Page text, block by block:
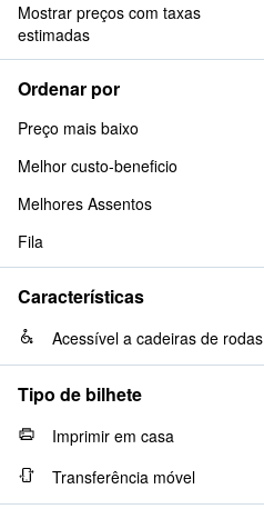
Mostrar preços com taxas
estimadas
Ordenar por
Preço mais baixo
Melhor custo-beneficio
Melhores Assentos
Fila
Características
Acessível a cadeiras de rodas
Tipo de bilhete
Imprimir em casa
Transferência móvel